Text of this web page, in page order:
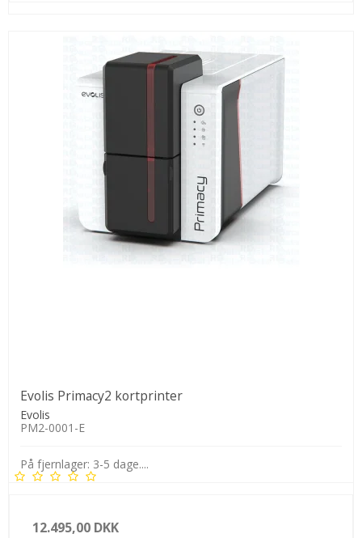
Evolis Primacy2 kortprinter
Evolis
PM2-0001-E
På fjernlager: 3-5 dage....
12.495,00 DKK